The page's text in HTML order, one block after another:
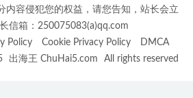
内容侵犯您的权益，请您告知，站长会立
信箱：250075083(a)qq.com
Policy Cookie Privacy Policy
DMCA
出海王 ChuHai5.com All rights reserved